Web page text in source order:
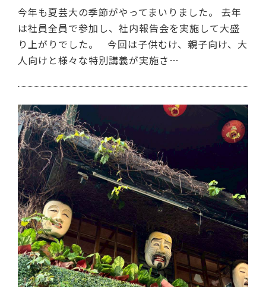
今年も夏芸大の季節がやってまいりました。 去年
は社員全員で参加し、社内報告会を実施して大盛
り上がりでした。 今回は子供むけ、親子向け、大
人向けと様々な特別講義が実施さ…